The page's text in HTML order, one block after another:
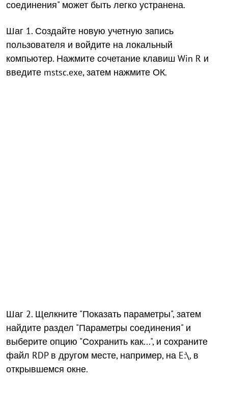
соединения" может быть легко устранена.
Шаг 1. Создайте новую учетную запись
пользователя и войдите на локальный
компьютер. Нажмите сочетание клавиш Win R и
введите mstsc.exe, затем нажмите ОК.
Шаг 2. Щелкните "Показать параметры", затем
найдите раздел "Параметры соединения" и
выберите опцию "Сохранить как...", и сохраните
файл RDP в другом месте, например, на E:\, в
открывшемся окне.